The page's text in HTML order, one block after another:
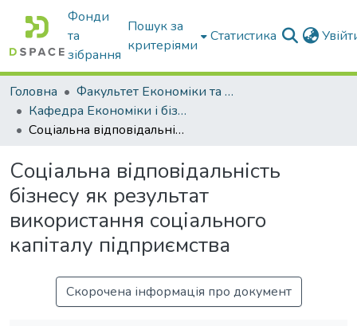
Фонди
та
зібрання
Пошук за
критеріями
Статистика
Головна
Факультет Економіки та бізнесу
Кафедра Економіки і бізнесу
Соціальна відповідальність бізнесу як результат використання соціального капіталу підприємства
Соціальна відповідальність
бізнесу як результат
використання соціального
капіталу підприємства
Скорочена інформація про документ